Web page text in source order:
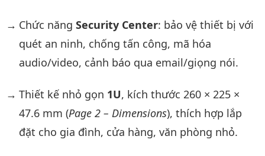
Chức năng Security Center: bảo vệ thiết bị với
quét an ninh, chống tấn công, mã hóa
audio/video, cảnh báo qua email/giọng nói.
Thiết kế nhỏ gọn 1U, kích thước 260 × 225 ×
47.6 mm (Page 2 – Dimensions), thích hợp lắp
đặt cho gia đình, cửa hàng, văn phòng nhỏ.